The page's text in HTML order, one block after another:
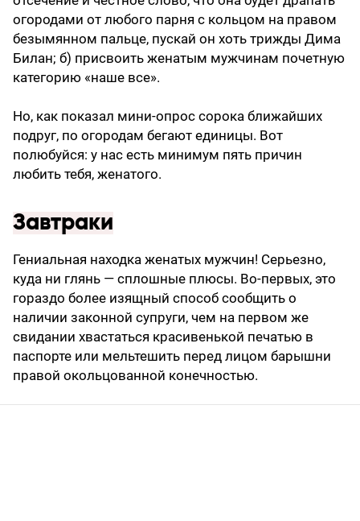
огородами от любого парня с кольцом на правом
безымянном пальце, пускай он хоть трижды Дима
Билан; б) присвоить женатым мужчинам почетную
категорию «наше все».
Но, как показал мини-опрос сорока ближайших
подруг, по огородам бегают единицы. Вот
полюбуйся: у нас есть минимум пять причин
любить тебя, женатого.
Завтраки
Гениальная находка женатых мужчин! Серьезно,
куда ни глянь — сплошные плюсы. Во-первых, это
гораздо более изящный способ сообщить о
наличии законной супруги, чем на первом же
свидании хвастаться красивенькой печатью в
паспорте или мельтешить перед лицом барышни
правой окольцованной конечностью.